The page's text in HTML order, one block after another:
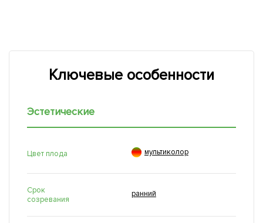
Ключевые особенности
Эстетические
Цвет плода  мультиколор
Срок
созревания
ранний